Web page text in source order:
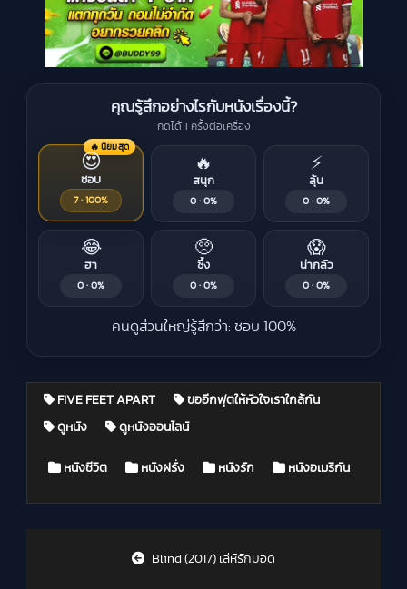
คุณรู้สึกอย่างไรกับหนังเรื่องนี้?
กดได้ 1 ครั้งต่อเครื่อง
🔥 นิยมสุด
😍
ชอบ
7 · 100%
🔥
สนุก
0 · 0%
⚡
ลุ้น
0 · 0%
😂
ฮา
0 · 0%
🥺
ซึ้ง
0 · 0%
😱
น่ากลัว
0 · 0%
คนดูส่วนใหญ่รู้สึกว่า: ชอบ 100%
FIVE FEET APART ขออีกฟุตให้หัวใจเราใกล้กัน
ดูหนัง ดูหนังออนไลน์
Posted in
หนังชีวิต หนังฝรั่ง หนังรัก หนังอเมริกัน
Blind (2017) เล่ห์รักบอด